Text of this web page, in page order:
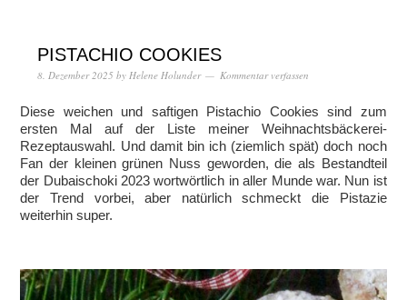
PISTACHIO COOKIES
8. Dezember 2025 by Helene Holunder Kommentar verfassen
Diese weichen und saftigen Pistachio Cookies sind zum
ersten Mal auf der Liste meiner Weihnachtsbäckerei-
Rezeptauswahl. Und damit bin ich (ziemlich spät) doch noch
Fan der kleinen grünen Nuss geworden, die als Bestandteil
der Dubaischoki 2023 wortwörtlich in aller Munde war. Nun ist
der Trend vorbei, aber natürlich schmeckt die Pistazie
weiterhin super.